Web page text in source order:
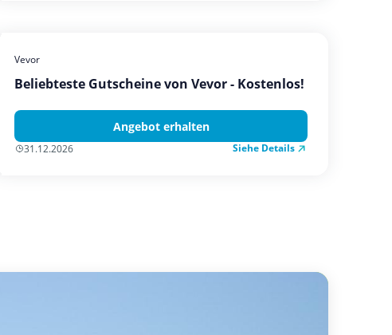
Vevor
Beliebteste Gutscheine von Vevor - Kostenlos!
Angebot erhalten
31.12.2026 Siehe Details